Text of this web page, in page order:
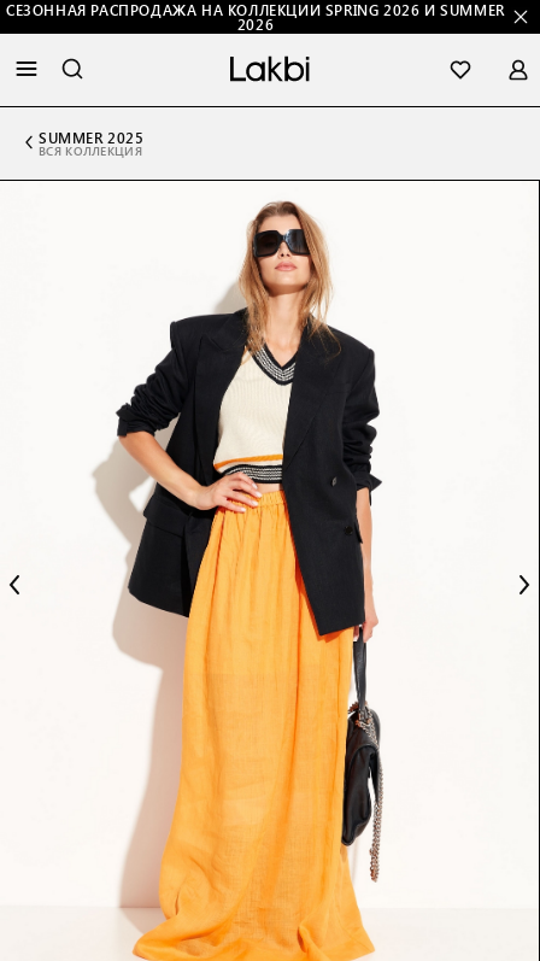
СЕЗОННАЯ РАСПРОДАЖА НА КОЛЛЕКЦИИ SPRING 2026 И SUMMER
2026
SUMMER 2025
ВСЯ КОЛЛЕКЦИЯ